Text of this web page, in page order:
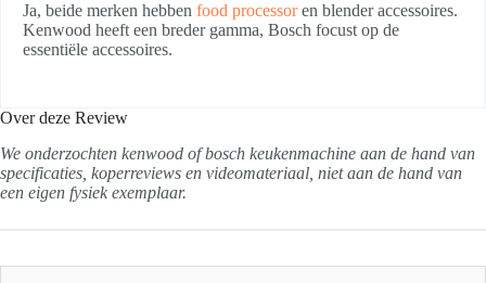
Ja, beide merken hebben food processoren blender accessoires.
Kenwood heeft een breder gamma, Bosch focust op de
essentiële accessoires.
Over deze Review
We onderzochten kenwood of bosch keukenmachine aan de hand van
specificaties, koperreviews en videomateriaal, niet aan de hand van
een eigen fysiek exemplaar.